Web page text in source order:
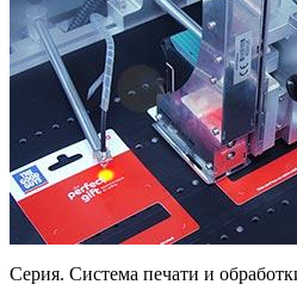
Серия. Система печати и